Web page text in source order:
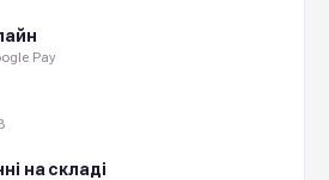
Pay
на складі